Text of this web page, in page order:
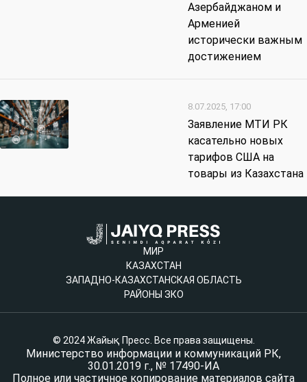
Азербайджаном и
Арменией
исторически важным
достижением
8.07.2025, 17:00
Заявление МТИ РК
касательно новых
тарифов США на
товары из Казахстана
МИР
КАЗАХСТАН
ЗАПАДНО-КАЗАХСТАНСКАЯ ОБЛАСТЬ
РАЙОНЫ ЗКО
© 2024 Жайық Пресс. Все права защищены.
Министерство информации и коммуникаций РК,
30.01.2019 г., № 17490-ИА
Полное или частичное копирование материалов сайта